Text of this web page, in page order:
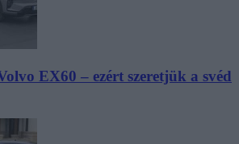
EX60 – ezért szeretjük a svéd